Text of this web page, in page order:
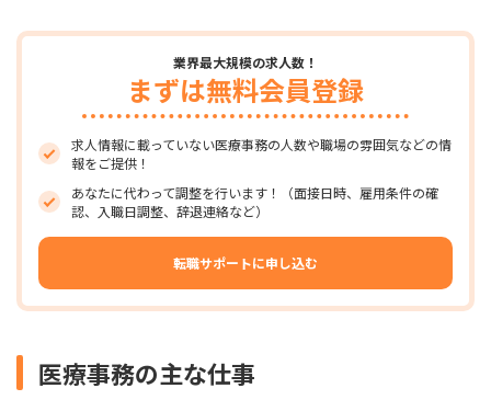
業界最大規模の求人数！
まずは無料会員登録
求人情報に載っていない医療事務の人数や職場の雰囲気などの情
報をご提供！
あなたに代わって調整を行います！（面接日時、雇用条件の確
認、入職日調整、辞退連絡など）
転職サポートに申し込む
医療事務の主な仕事